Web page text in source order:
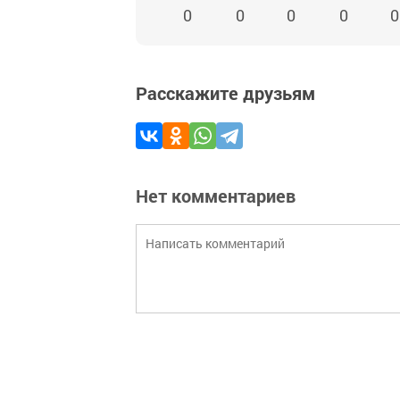
0 0 0 0 0
Расскажите друзьям
Нет комментариев